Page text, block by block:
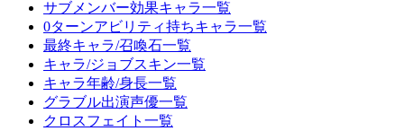
サブメンバー効果キャラ一覧
0ターンアビリティ持ちキャラ一覧
最終キャラ/召喚石一覧
キャラ/ジョブスキン一覧
キャラ年齢/身長一覧
グラブル出演声優一覧
クロスフェイト一覧